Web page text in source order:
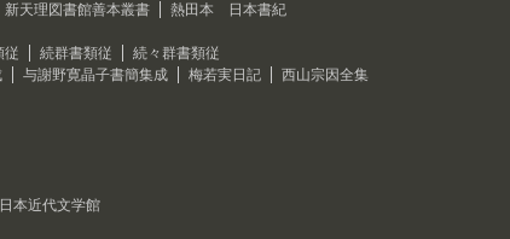
新天理図書館善本叢書
熱田本 日本書紀
従 続群書類従
続々群書類従
与謝野寛晶子書簡集成 梅若実日記
西山宗因全集
本近代文学館